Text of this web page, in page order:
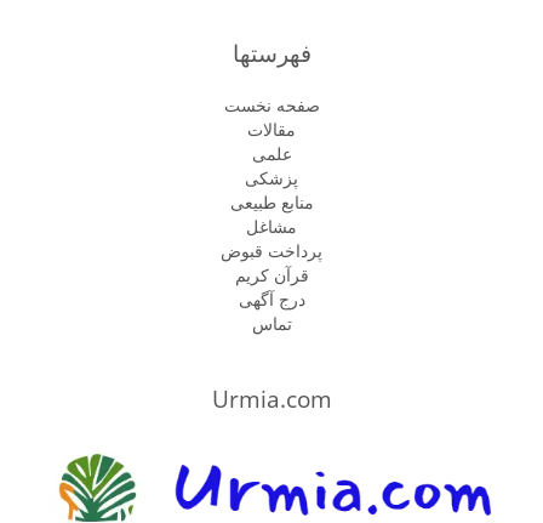
فهرستها
صفحه نخست
مقالات
علمی
پزشكى
منابع طبیعی
مشاغل
پرداخت قبوض
قرآن کریم
درج آگهی
تماس
Urmia.com